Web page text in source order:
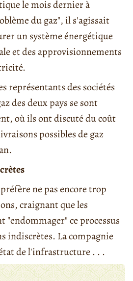
le mois dernier à
du gaz", il s'agissait
un système énergétique
et des approvisionnements
représentants des sociétés
des deux pays se sont
où ils ont discuté du coût
possibles de gaz
ne pas encore trop
craignant que les
"endommager" ce processus
indiscrètes. La compagnie
de l'infrastructure . . .